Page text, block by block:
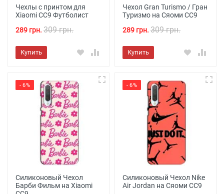
Чехлы с принтом для
Xiaomi CC9 Футболист
289 грн. 309 грн.
Купить
Чехол Gran Turismo / Гран
Туризмо на Сяоми СС9
289 грн. 309 грн.
Купить
- 6%
Силиконовый Чехол
Барби Фильм на Xiaomi
- 6%
Силиконовый Чехол Nike
Air Jordan на Сяоми СС9